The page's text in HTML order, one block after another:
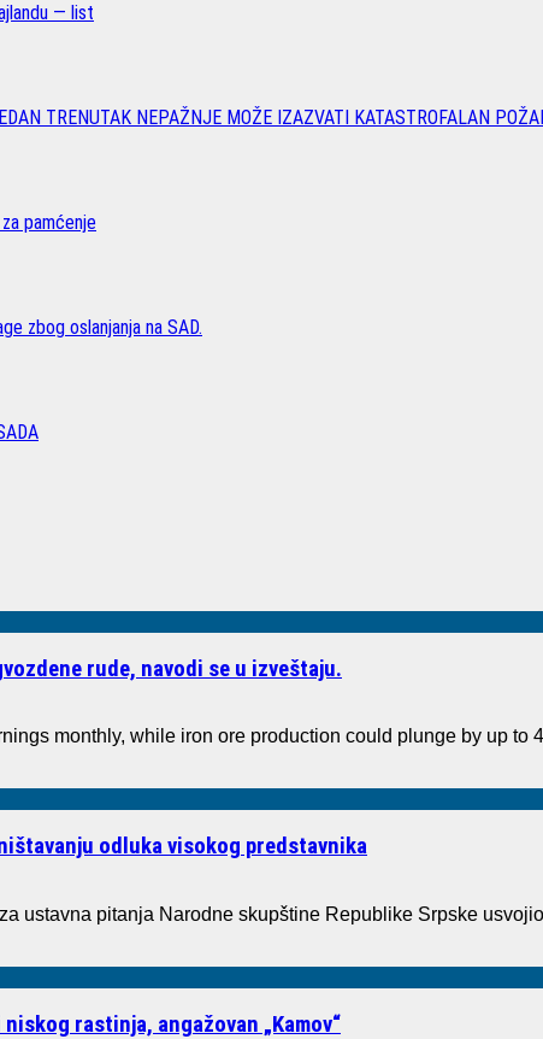
— list
TRENUTAK NEPAŽNJE MOŽE IZAZVATI KATASTROFALAN
pamćenje
zbog oslanjanja na SAD.
rude, navodi se u izveštaju.
monthly, while iron ore production could plunge by up to
odluka visokog predstavnika
ustavna pitanja Narodne skupštine Republike Srpske
rastinja, angažovan „Kamov“